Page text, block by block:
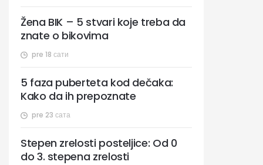
pre 18 сати
Žena BIK – 5 stvari koje treba da
znate o bikovima
pre 23 сата
5 faza puberteta kod dečaka:
Kako da ih prepoznate
Stepen zrelosti posteljice: Od 0
do 3. stepena zrelosti